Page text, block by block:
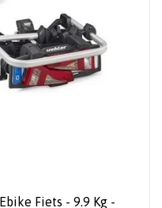
Fiets - 9.9 Kg -